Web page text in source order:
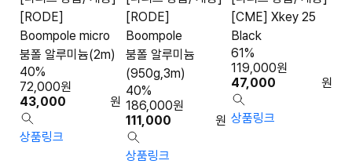
[RODE]
Boompole micro
붐폴 알루미늄(2m)
43,000 원
72,000원
40%
상품링크
[RODE]
Boompole
붐폴 알루미늄
(950g,3m)
111,000 원
186,000원
40%
상품링크
[CME] Xkey 25
Black
47,000 원
119,000원
61%
상품링크